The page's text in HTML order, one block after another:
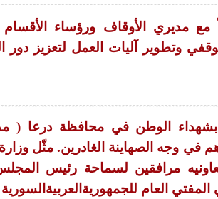
مع مديري الأوقاف ورؤساء
وتطوير آليات العمل لتعزيز
الوطن في محافظة درعا (
في وجه الصهاينة الغادرين. مثّل وزارة
مرافقين لسماحة رئيس المجلس
العام للجمهوريةالعربيةالسورية